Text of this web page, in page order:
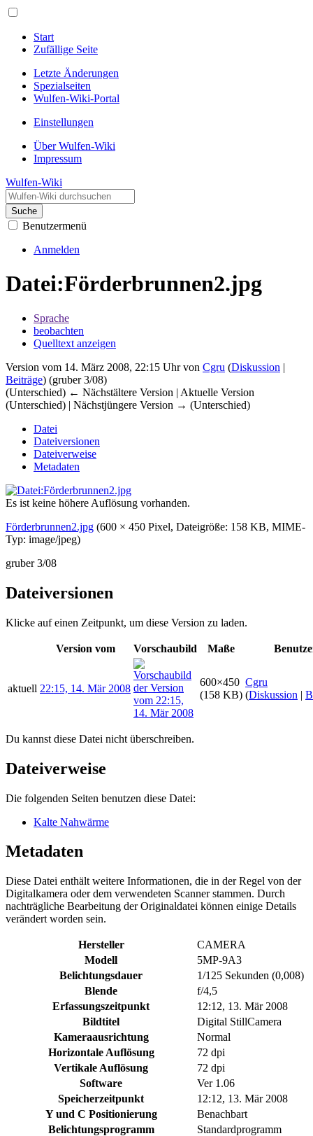
Start
Zufällige Seite
Letzte Änderungen
Spezialseiten
Wulfen-Wiki-Portal
Einstellungen
Über Wulfen-Wiki
Impressum
Wulfen-Wiki
Suche
Benutzermenü
Anmelden
Datei:Förderbrunnen2.jpg
Sprache
beobachten
Quelltext anzeigen
Version vom 14. März 2008, 22:15 Uhr von Cgru (Diskussion |
Beiträge) (gruber 3/08)
(Unterschied) ← Nächstältere Version | Aktuelle Version
(Unterschied) | Nächstjüngere Version → (Unterschied)
Datei
Dateiversionen
Dateiverweise
Metadaten
Es ist keine höhere Auflösung vorhanden.
Förderbrunnen2.jpg (600 × 450 Pixel, Dateigröße: 158 KB, MIME-
Typ: image/jpeg)
gruber 3/08
Dateiversionen
Klicke auf einen Zeitpunkt, um diese Version zu laden.
Version vom Vorschaubild Maße
aktuell 22:15, 14. Mär 2008
600×450
(158 KB)
Cgru
(Diskussion |
Du kannst diese Datei nicht überschreiben.
Dateiverweise
Die folgenden Seiten benutzen diese Datei:
Kalte Nahwärme
Metadaten
Diese Datei enthält weitere Informationen, die in der Regel von der
Digitalkamera oder dem verwendeten Scanner stammen. Durch
nachträgliche Bearbeitung der Originaldatei können einige Details
verändert worden sein.
Hersteller
CAMERA
Modell
5MP-9A3
Belichtungsdauer
1/125 Sekunden (0,008)
Blende
f/4,5
Erfassungszeitpunkt
12:12, 13. Mär 2008
Bildtitel
Digital StillCamera
Kameraausrichtung
Normal
Horizontale Auflösung
72 dpi
Vertikale Auflösung
72 dpi
Software
Ver 1.06
Speicherzeitpunkt
12:12, 13. Mär 2008
Y und C Positionierung
Benachbart
Belichtungsprogramm
Standardprogramm